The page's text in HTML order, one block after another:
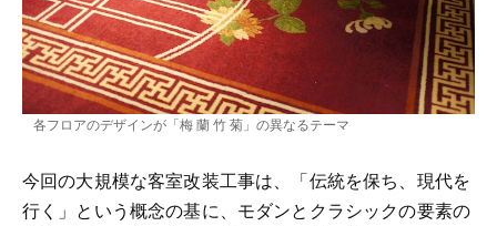
各フロアのデザインが「梅 蘭 竹 菊」の異なるテーマ
今回の大規模な客室改装工事は、「伝統を保ち、現代を
行く」という概念の基に、モダンとクラシックの要素の